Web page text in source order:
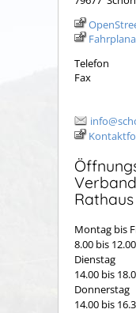
Telefon
Fax
Montag bis
8.00 bis
14.00 bis
Donnerstag
14.00 bis